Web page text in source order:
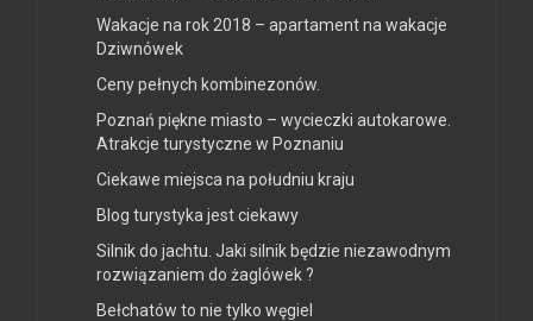
Wakacje na rok 2018 – apartament na wakacje
Dziwnówek
Ceny pełnych kombinezonów.
Poznań piękne miasto – wycieczki autokarowe.
Atrakcje turystyczne w Poznaniu
Ciekawe miejsca na południu kraju
Blog turystyka jest ciekawy
Silnik do jachtu. Jaki silnik będzie niezawodnym
rozwiązaniem do żaglówek ?
Bełchatów to nie tylko węgiel